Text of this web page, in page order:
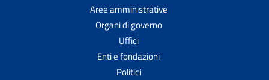
Aree amministrative
Organi di governo
Uffici
Enti e fondazioni
Politici